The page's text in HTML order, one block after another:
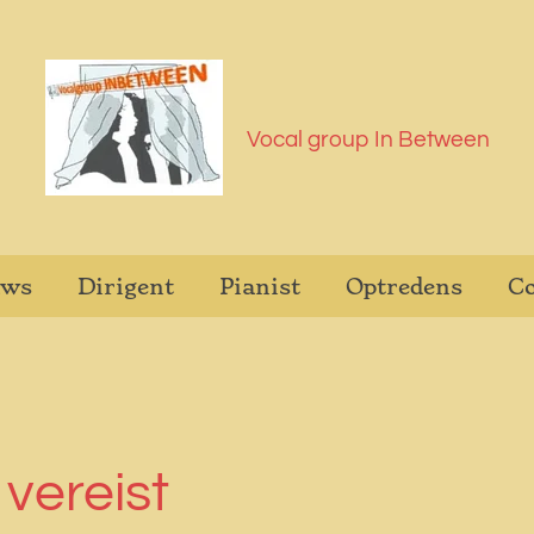
Vocal group In Between
Dirigent Pianist Optredens